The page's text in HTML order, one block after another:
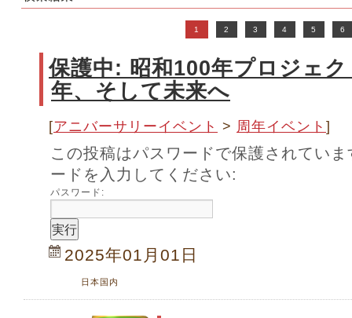
1 2 3 4 5 6
保護中: 昭和100年プロジェ
年、そして未来へ
[アニバーサリーイベント > 周年イベント ]
この投稿はパスワードで保護されてい
ードを入力してください:
パスワード:
2025年01月01日
日本国内